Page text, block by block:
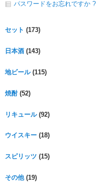
パスワードをお忘れですか ?
セット (173)
日本酒 (143)
地ビール(115)
焼酎(52)
リキュール(92)
ウイスキー (18)
スピリッツ (15)
その他(19)